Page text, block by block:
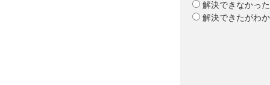
解決できなかった
解決できたがわ